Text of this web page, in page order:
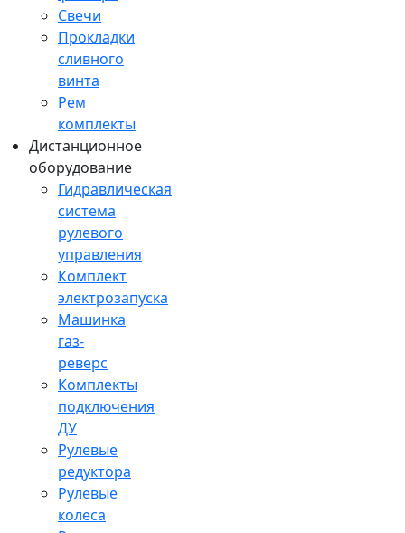
Свечи
Прокладки
сливного
винта
Рем
комплекты
Дистанционное
оборудование
Гидравлическая
система
рулевого
управления
Комплект
электрозапуска
Машинка
газ-
реверс
Комплекты
подключения
ДУ
Рулевые
редуктора
Рулевые
колеса